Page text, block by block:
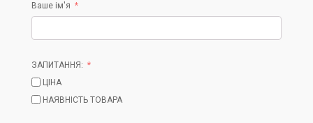
Ваше ім'я
ЗАПИТАННЯ:
ЦІНА
НАЯВНІСТЬ ТОВАРА